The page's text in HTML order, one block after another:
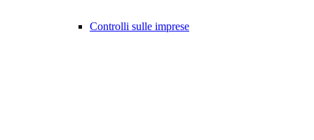
Controlli sulle imprese